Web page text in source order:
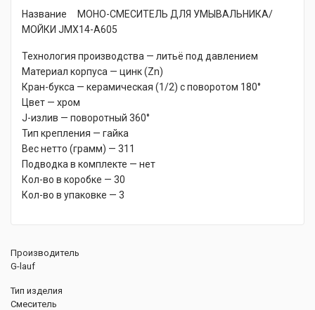
Название МОНО-СМЕСИТЕЛЬ ДЛЯ УМЫВАЛЬНИКА/
МОЙКИ JMX14-A605
Технология производства — литьё под давлением
Материал корпуса — цинк (Zn)
Кран-букса — керамическая (1/2) с поворотом 180°
Цвет — хром
J-излив — поворотный 360°
Тип крепления — гайка
Вес нетто (грамм) — 311
Подводка в комплекте — нет
Кол-во в коробке — 30
Кол-во в упаковке — 3
Производитель
G-lauf
Тип изделия
Смеситель